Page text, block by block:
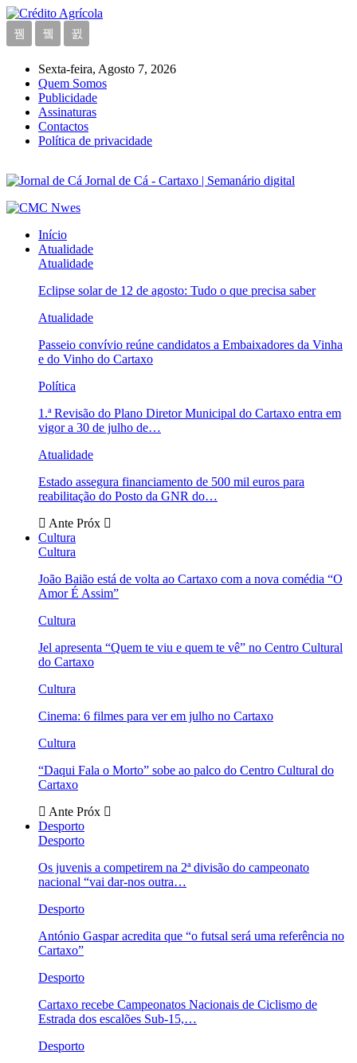
Sexta-feira, Agosto 7, 2026
Quem Somos
Publicidade
Assinaturas
Contactos
Política de privacidade
Jornal de Cá - Cartaxo | Semanário digital
Início
Atualidade
Atualidade
Eclipse solar de 12 de agosto: Tudo o que precisa saber
Atualidade
Passeio convívio reúne candidatos a Embaixadores da Vinha
e do Vinho do Cartaxo
Política
1.ª Revisão do Plano Diretor Municipal do Cartaxo entra em
vigor a 30 de julho de…
Atualidade
Estado assegura financiamento de 500 mil euros para
reabilitação do Posto da GNR do…
Ante Próx
Cultura
Cultura
João Baião está de volta ao Cartaxo com a nova comédia “O
Amor É Assim”
Cultura
Jel apresenta “Quem te viu e quem te vê” no Centro Cultural
do Cartaxo
Cultura
Cinema: 6 filmes para ver em julho no Cartaxo
Cultura
“Daqui Fala o Morto” sobe ao palco do Centro Cultural do
Cartaxo
Ante Próx
Desporto
Desporto
Os juvenis a competirem na 2ª divisão do campeonato
nacional “vai dar-nos outra…
Desporto
António Gaspar acredita que “o futsal será uma referência no
Cartaxo”
Desporto
Cartaxo recebe Campeonatos Nacionais de Ciclismo de
Estrada dos escalões Sub-15,…
Desporto